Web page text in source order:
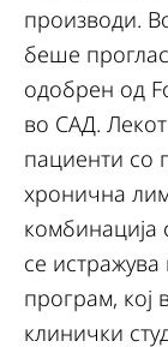
производи.
беше
одобрен од
во САД.
пациенти со
хронична
комбинација
се
програм, кој
клинички